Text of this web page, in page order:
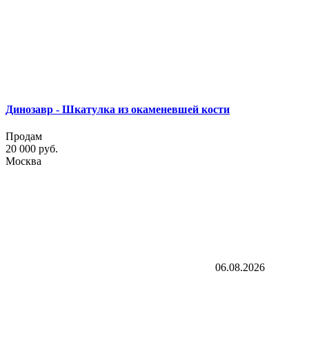
Динозавр - Шкатулка из окаменевшей кости
Продам
20 000 руб.
Москва
06.08.2026